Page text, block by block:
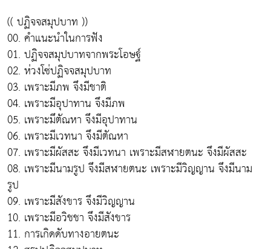
(( ปฏิจจสมุปบาท ))
00. คำแนะนำในการฟัง
01. ปฏิจจสมุปบาทจากพระโอษฐ์
02. ห่วงโซ่ปฏิจจสมุปบาท
03. เพราะมีภพ จึงมีชาติ
04. เพราะมีอุปาทาน จึงมีภพ
05. เพราะมึตัณหา จึงมีอุปาทาน
06. เพราะมีเวทนา จึงมีตัณหา
07. เพราะมีผัสสะ จึงมีเวทนา เพราะมีสฬายตนะ จึงมีผัสสะ
08. เพราะมีนามรูป จึงมีสฬายตนะ เพราะมีวิญญาน จึงมีนาม
รูป
09. เพราะมีสังขาร จึงมีวิญญาน
10. เพราะมีอวิชชา จึงมีสังขาร
11. การเกิดดับทางอายตนะ